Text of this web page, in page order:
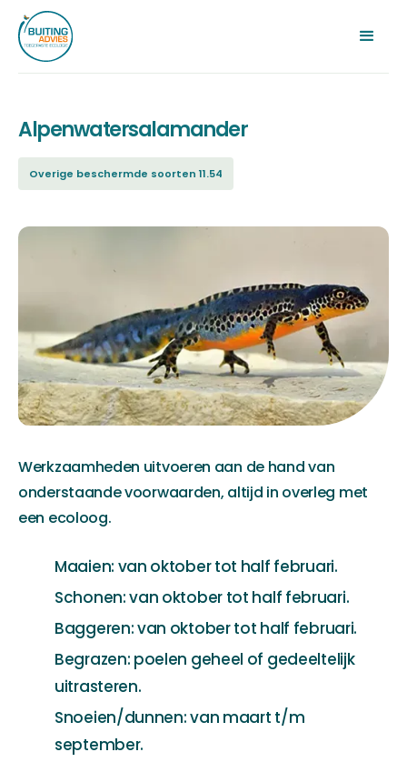
Alpenwatersalamander
Overige beschermde soorten 11.54
Werkzaamheden uitvoeren aan de hand van
onderstaande voorwaarden, altijd in overleg met
een ecoloog.
Maaien: van oktober tot half februari.
Schonen: van oktober tot half februari.
Baggeren: van oktober tot half februari.
Begrazen: poelen geheel of gedeeltelijk
uitrasteren.
Snoeien/dunnen: van maart t/m
september.